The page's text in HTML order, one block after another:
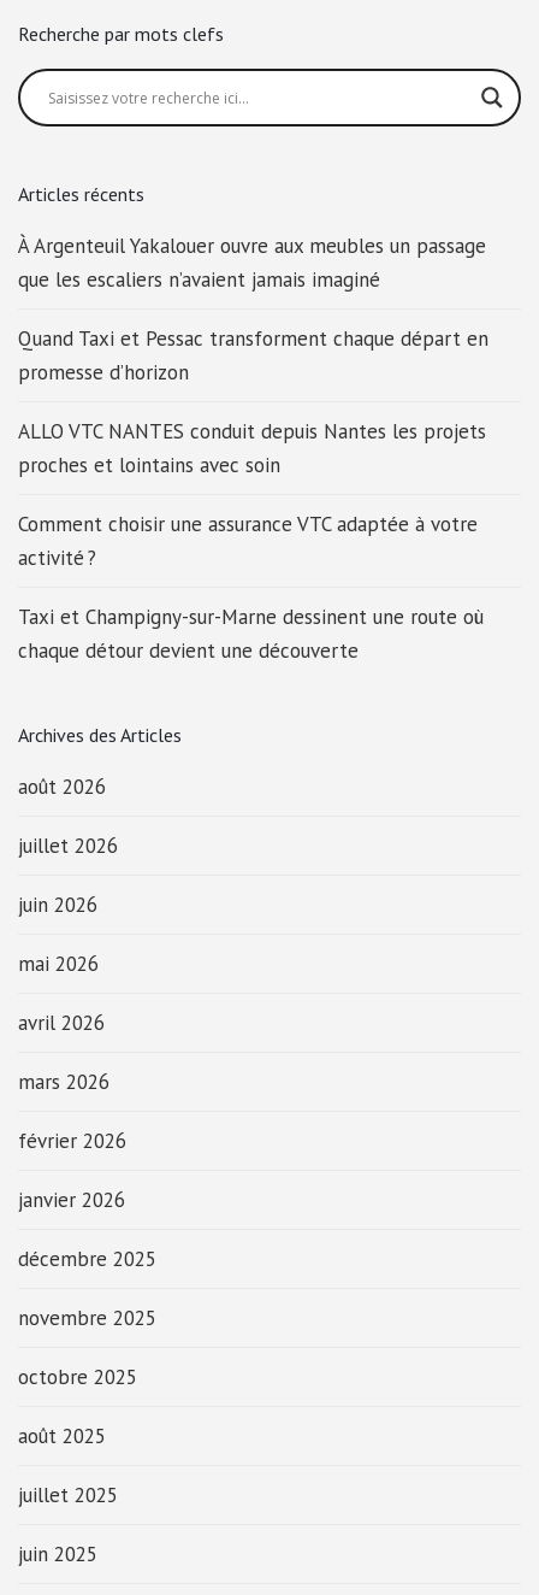
Recherche par mots clefs
Articles récents
À Argenteuil Yakalouer ouvre aux meubles un passage
que les escaliers n’avaient jamais imaginé
Quand Taxi et Pessac transforment chaque départ en
promesse d’horizon
ALLO VTC NANTES conduit depuis Nantes les projets
proches et lointains avec soin
Comment choisir une assurance VTC adaptée à votre
activité ?
Taxi et Champigny-sur-Marne dessinent une route où
chaque détour devient une découverte
Archives des Articles
août 2026
juillet 2026
juin 2026
mai 2026
avril 2026
mars 2026
février 2026
janvier 2026
décembre 2025
novembre 2025
octobre 2025
août 2025
juillet 2025
juin 2025